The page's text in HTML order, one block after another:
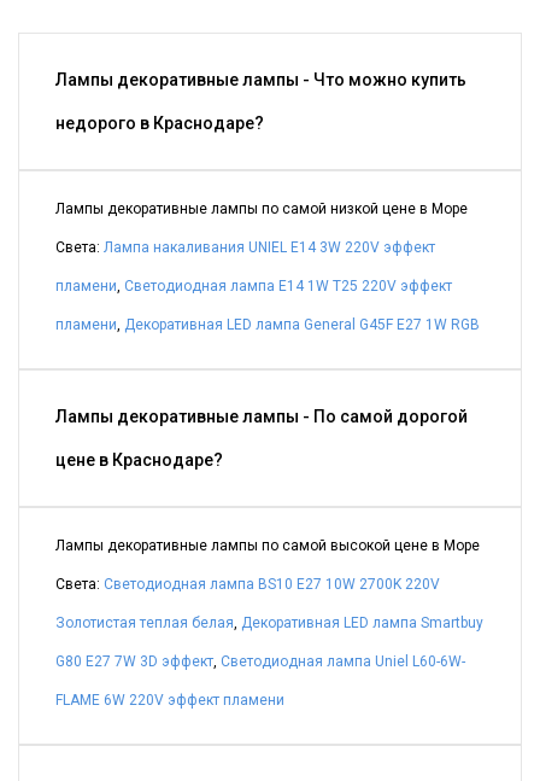
Лампы декоративные лампы - Что можно купить
недорого в Краснодаре?
Лампы декоративные лампы по самой низкой цене в Море
Света: Лампа накаливания UNIEL E14 3W 220V эффект
пламени, Светодиодная лампа Е14 1W T25 220V эффект
пламени, Декоративная LED лампа General G45F E27 1W RGB
Лампы декоративные лампы - По самой дорогой
цене в Краснодаре?
Лампы декоративные лампы по самой высокой цене в Море
Света: Светодиодная лампа BS10 E27 10W 2700K 220V
Золотистая теплая белая, Декоративная LED лампа Smartbuy
G80 E27 7W 3D эффект, Светодиодная лампа Uniel L60-6W-
FLAME 6W 220V эффект пламени